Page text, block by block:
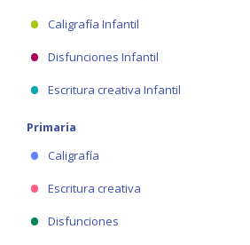
Caligrafía Infantil
Disfunciones Infantil
Escritura creativa Infantil
Primaria
Caligrafía
Escritura creativa
Disfunciones